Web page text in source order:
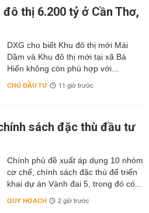
thị 6.200 tỷ ở Cần Thơ,
DXG cho biết Khu đô thị mới Mái
Dầm và Khu đô thị mới tại xã Bá
Hiến không còn phù hợp với...
CHỦ ĐẦU TƯ 11 giờ trước
sách đặc thù đầu tư
Chính phủ đề xuất áp dụng 10 nhóm
cơ chế, chính sách đặc thù để triển
khai dự án Vành đai 5, trong đó có...
QUY HOẠCH 2 giờ trước